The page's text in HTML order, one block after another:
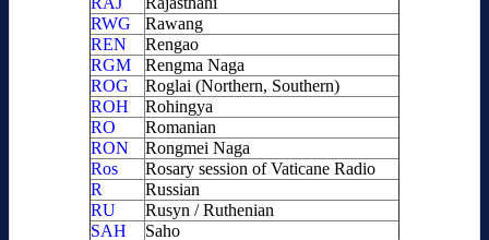
RWG
Rawang
REN
Rengao
RGM
Rengma Naga
ROG
Roglai (Northern, Southern)
ROH
Rohingya
RO
Romanian
RON
Rongmei Naga
Ros
Rosary session of Vaticane Radio
R
Russian
RU
Rusyn / Ruthenian
SAH
Saho